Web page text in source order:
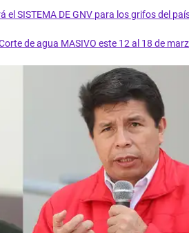
el SISTEMA DE GNV para los grifos del
de agua MASIVO este 12 al 18 de